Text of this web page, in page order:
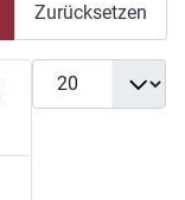
Zurücksetzen
Anzeige #